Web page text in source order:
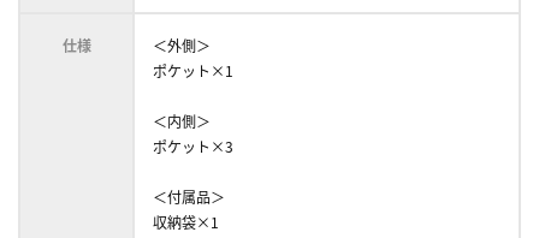
仕様
＜外側＞
ポケット×1
＜内側＞
ポケット×3
＜付属品＞
収納袋×1